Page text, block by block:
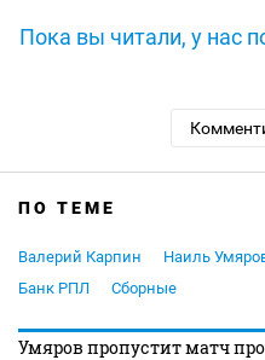
Пока вы читали, у нас
ПО ТЕМЕ
Валерий Карпин Наиль
Банк РПЛ
Сборные
Умяров пропустит матч